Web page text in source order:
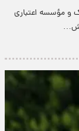
کرد در اجرای قانون جدید چک، ۱۶ بانک و مؤسسه اعتباری